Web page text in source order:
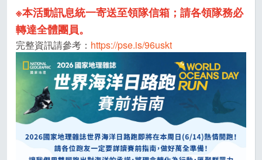
※本活動訊息統一寄送至領隊信箱；請各領隊務必
轉達全體團員。
完整資訊請參考： https://pse.is/96uskt